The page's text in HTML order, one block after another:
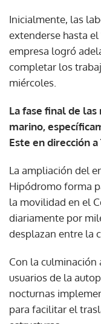
Inicialmente, las
extenderse hasta el
empresa logró
completar los
miércoles.
La fase final de
marino,
Este en dirección
La ampliación del
Hipódromo forma
la movilidad en el
diariamente por
desplazan entre la
Con la culminación
usuarios de la
nocturnas
para facilitar el